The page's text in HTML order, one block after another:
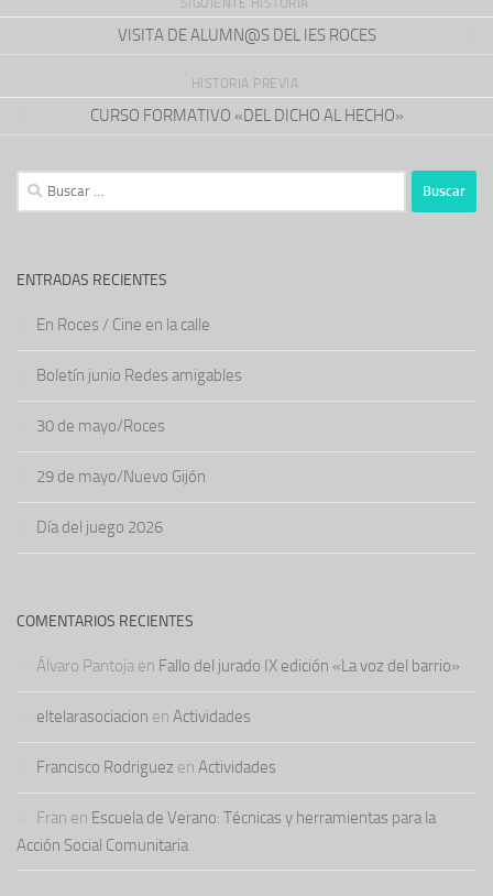
VISITA DE ALUMN@S DEL IES ROCES
HISTORIA PREVIA
CURSO FORMATIVO «DEL DICHO AL HECHO»
Buscar:
ENTRADAS RECIENTES
En Roces / Cine en la calle
Boletín junio Redes amigables
30 de mayo/Roces
29 de mayo/Nuevo Gijón
Día del juego 2026
COMENTARIOS RECIENTES
Álvaro Pantoja en Fallo del jurado IX edición «La voz del barrio»
eltelarasociacion en Actividades
Francisco Rodriguez en Actividades
Fran en Escuela de Verano: Técnicas y herramientas para la
Acción Social Comunitaria